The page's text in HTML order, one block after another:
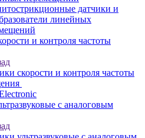
датчики и
линейных
и контроля частоты
скорости и контроля частоты
с аналоговым